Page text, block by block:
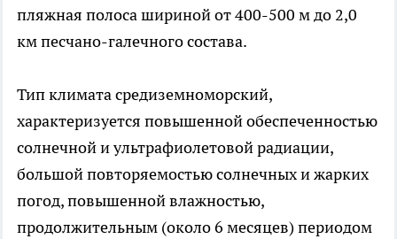
пляжная полоса шириной от 400-500 м до 2,0
км песчано-галечного состава.
Тип климата средиземноморский,
характеризуется повышенной обеспеченностью
солнечной и ультрафиолетовой радиации,
большой повторяемостью солнечных и жарких
погод, повышенной влажностью,
продолжительным (около 6 месяцев) периодом